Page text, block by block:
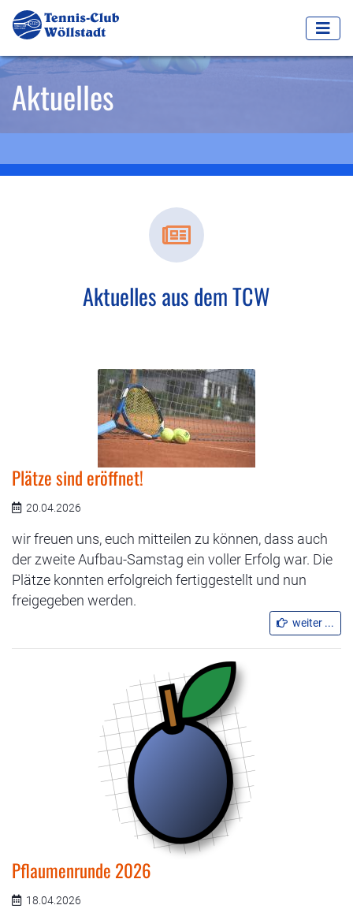
Aktuelles
Aktuelles aus dem TCW
Plätze sind eröffnet!
20.04.2026
wir freuen uns, euch mitteilen zu können, dass auch
der zweite Aufbau-Samstag ein voller Erfolg war. Die
Plätze konnten erfolgreich fertiggestellt und nun
freigegeben werden.
weiter ...
Pflaumenrunde 2026
18.04.2026